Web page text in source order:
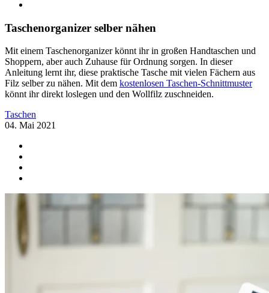
Taschenorganizer selber nähen
Mit einem Taschenorganizer könnt ihr in großen Handtaschen und
Shoppern, aber auch Zuhause für Ordnung sorgen. In dieser
Anleitung lernt ihr, diese praktische Tasche mit vielen Fächern aus
Filz selber zu nähen. Mit dem kostenlosen Taschen-Schnittmuster
könnt ihr direkt loslegen und den Wollfilz zuschneiden.
Taschen
04. Mai 2021